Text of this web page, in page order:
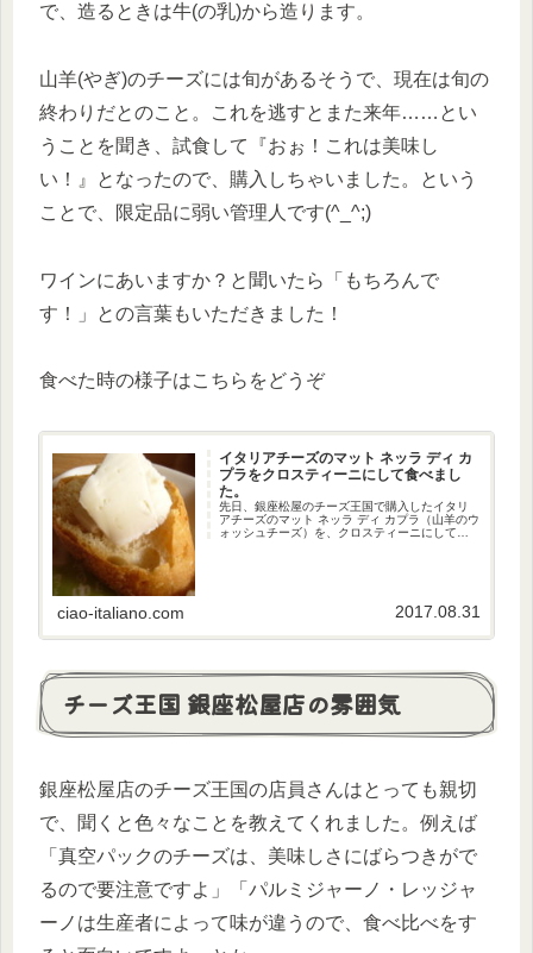
で、造るときは牛(の乳)から造ります。
山羊(やぎ)のチーズには旬があるそうで、現在は旬の
終わりだとのこと。これを逃すとまた来年……とい
うことを聞き、試食して『おぉ！これは美味し
い！』となったので、購入しちゃいました。という
ことで、限定品に弱い管理人です(^_^;)
ワインにあいますか？と聞いたら「もちろんで
す！」との言葉もいただきました！
食べた時の様子はこちらをどうぞ
イタリアチーズのマット ネッラ ディ カ
プラをクロスティーニにして食べまし
た。
先日、銀座松屋のチーズ王国で購入したイタリ
アチーズのマット ネッラ ディ カプラ（山羊のウ
ォッシュチーズ）を、クロスティーニにして食
ciao-italiano.com 2017.08.31
チーズ王国 銀座松屋店の雰囲気
銀座松屋店のチーズ王国の店員さんはとっても親切
で、聞くと色々なことを教えてくれました。例えば
「真空パックのチーズは、美味しさにばらつきがで
るので要注意ですよ」「パルミジャーノ・レッジャ
ーノは生産者によって味が違うので、食べ比べをす